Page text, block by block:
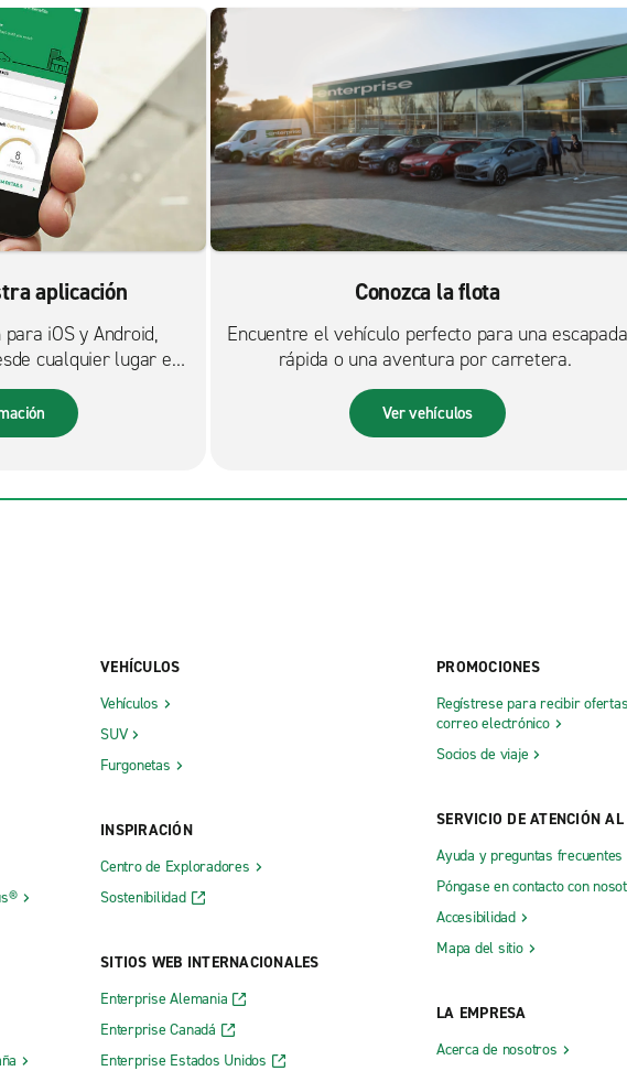
aplicación
iOS y Android,
cualquier lugar es
nunca.
Conozca la flota
Encuentre el vehículo perfecto para una escapada
rápida o una aventura por carretera.
Ver vehículos
VEHÍCULOS
Vehículos
SUV
Furgonetas
INSPIRACIÓN
Centro de Exploradores
Sostenibilidad
SITIOS WEB INTERNACIONALES
Enterprise Alemania
Enterprise Canadá
Enterprise Estados Unidos
PROMOCIONES
Regístrese para recibir
correo electrónico
Socios de viaje
SERVICIO DE ATENCIÓN
Ayuda y preguntas frecuentes
Póngase en contacto con
Accesibilidad
Mapa del sitio
LA EMPRESA
Acerca de nosotros